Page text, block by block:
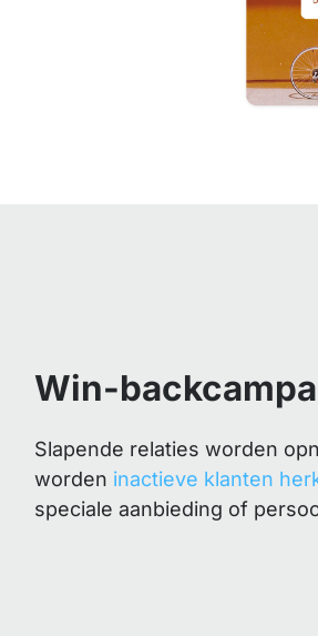
Win-
Slapende relaties worden
worden inactieve klanten
speciale aanbieding of